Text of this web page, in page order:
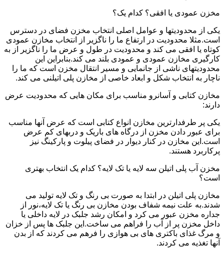
مخزن عمودی یا افقی؟ کدام یک؟
یکی از محدودیتها و عوامل اصلی انتخاب مخزن فضای در دسترس
است.مثلا محدودیت در ارتفاع ما را ناگزیر از انتخاب مخازن عمودی
کوتاه یا افقی می کند و محدودیت در طول و عرض ما را ناگزیر از به
کارگیری مخازن عمودی و عمودی بلند می کند.بنابراین این
محدودیتهای ناشی از جانمایی و مسیر انتقال مخزن است که ما را
ناچار به انتخاب شکل و ابعاد خاصی از مخازن پلی اتیلنی می کند.
مخازن کتابی و آسانرو مناسب برای مکان هایی که محدودیت عرض
دارند:
یکی پر طرفدارترین مخازن انواع کتابی است که عرض آنها مناسب
برای عبور دادن مخزن از درگاه های باریک و دربهای کم عرض
است.این مخازن در کنار دیوار در فضای پیلوت و پارکینگ نیز
پرکاربرد هستند.
مخزن آب پلی اتیلن سه لایه یا تک لایه؟ کدام یک انتخاب بهتری
است؟
مخازن پلی اتیلن در ابتدا به صورت بی رنگ و تک لایه تولید می
شدند.به علت نیمه شفاف بودن مخازن بی رنگ یا تک لایه،نور از
جداره مخزن عبور می کرد و امکان رشد جلبک در لایه داخلی یا
داخل مخزن پر از آب را فراهم می ساخت.این جلبک ها پس از خزان
و مرگ غذای باکتری های بی هوازی را فرهم می کردند که از بدن
آنها تغذیه می کردند.